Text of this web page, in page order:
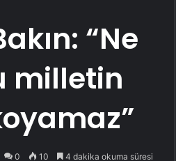
“Ne
milletin
0 10 4 dakika okuma süresi